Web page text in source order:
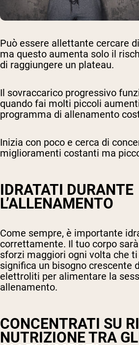
Può essere allettante cercare
ma questo aumenta solo il
di raggiungere un plateau.
Il sovraccarico progressivo
quando fai molti piccoli
programma di allenamento
Inizia con poco e cerca di
miglioramenti costanti ma
IDRATATI DURANTE
L’ALLENAMENTO
Come sempre, è importante
correttamente. Il tuo corpo
sforzi maggiori ogni volta che
significa un bisogno crescente
elettroliti per alimentare la
allenamento.
CONCENTRATI SU
NUTRIZIONE TRA